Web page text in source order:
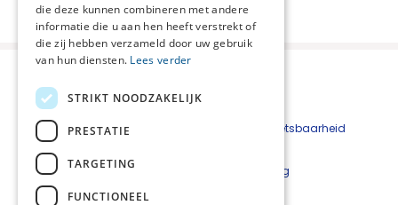
Contact
Beveiligingskwetsbaarheid
Cookieverklaring
die deze kunnen combineren met andere
informatie die u aan hen heeft verstrekt of
die zij hebben verzameld door uw gebruik
van hun diensten. Lees verder
STRIKT NOODZAKELIJK
PRESTATIE
TARGETING
FUNCTIONEEL